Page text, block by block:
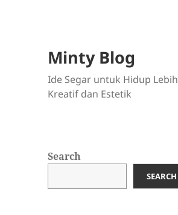
Minty Blog
Ide Segar untuk Hidup Lebih
Kreatif dan Estetik
Search
SEARCH